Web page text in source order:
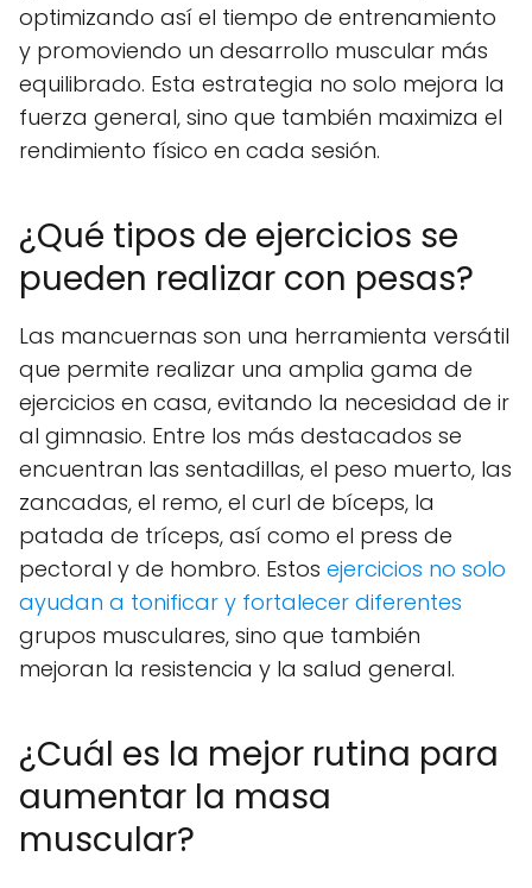
optimizando así el tiempo de entrenamiento
y promoviendo un desarrollo muscular más
equilibrado. Esta estrategia no solo mejora la
fuerza general, sino que también maximiza el
rendimiento físico en cada sesión.
¿Qué tipos de ejercicios se
pueden realizar con pesas?
Las mancuernas son una herramienta versátil
que permite realizar una amplia gama de
ejercicios en casa, evitando la necesidad de ir
al gimnasio. Entre los más destacados se
encuentran las sentadillas, el peso muerto, las
zancadas, el remo, el curl de bíceps, la
patada de tríceps, así como el press de
pectoral y de hombro. Estos ejercicios no solo
ayudan a tonificar y fortalecer diferentes
grupos musculares, sino que también
mejoran la resistencia y la salud general.
¿Cuál es la mejor rutina para
aumentar la masa
muscular?